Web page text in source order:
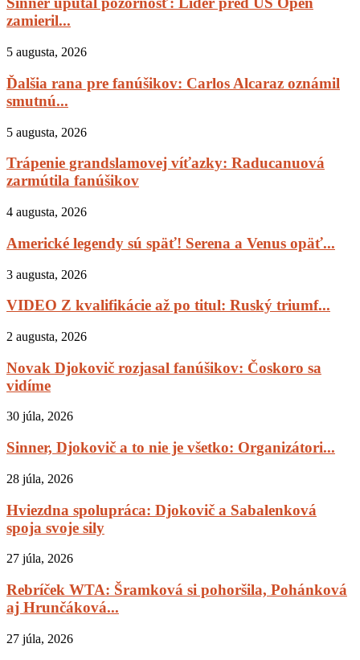
zamieril...
5 augusta, 2026
Ďalšia rana pre fanúšikov: Carlos Alcaraz oznámil
smutnú...
5 augusta, 2026
Trápenie grandslamovej víťazky: Raducanuová
zarmútila fanúšikov
4 augusta, 2026
Americké legendy sú späť! Serena a Venus opäť...
3 augusta, 2026
VIDEO Z kvalifikácie až po titul: Ruský triumf...
2 augusta, 2026
Novak Djokovič rozjasal fanúšikov: Čoskoro sa
vidíme
30 júla, 2026
Sinner, Djokovič a to nie je všetko: Organizátori...
28 júla, 2026
Hviezdna spolupráca: Djokovič a Sabalenková
spoja svoje sily
27 júla, 2026
Rebríček WTA: Šramková si pohoršila, Pohánková
aj Hrunčáková...
27 júla, 2026